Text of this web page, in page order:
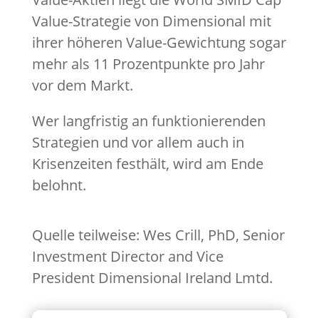
Value-Strategie von Dimensional mit
ihrer höheren Value-Gewichtung sogar
mehr als 11 Prozentpunkte pro Jahr
vor dem Markt.
Wer langfristig an funktionierenden
Strategien und vor allem auch in
Krisenzeiten festhält, wird am Ende
belohnt.
Quelle teilweise: Wes Crill, PhD, Senior
Investment Director and Vice
President Dimensional Ireland Lmtd.